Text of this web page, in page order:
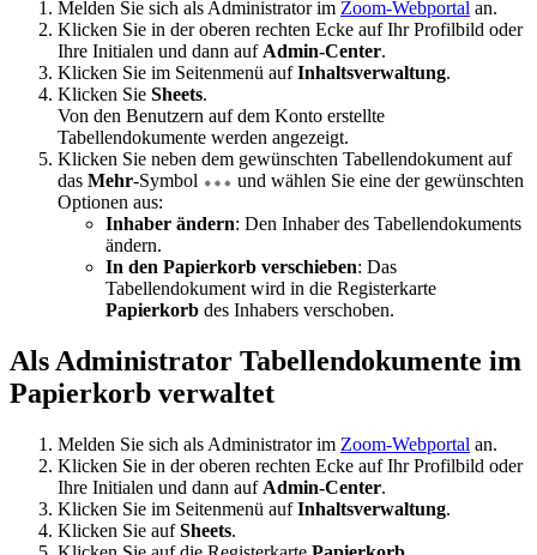
Melden Sie sich als Administrator im Zoom-Webportal an.
Klicken Sie in der oberen rechten Ecke auf Ihr Profilbild oder
Ihre Initialen und dann auf Admin-Center.
Klicken Sie im Seitenmenü aufInhaltsverwaltung.
Klicken Sie Sheets.
Von den Benutzern auf dem Konto erstellte
Tabellendokumente werden angezeigt.
Klicken Sie neben dem gewünschten Tabellendokument auf
das Mehr-Symbol
und wählen Sie eine der gewünschten
Optionen aus:
Inhaber ändern: Den Inhaber des Tabellendokuments
ändern.
In den Papierkorb verschieben: Das
Tabellendokument wird in die Registerkarte
Papierkorb des Inhabers verschoben.
Als Administrator Tabellendokumente im
Papierkorb verwaltet
Melden Sie sich als Administrator im Zoom-Webportal an.
Klicken Sie in der oberen rechten Ecke auf Ihr Profilbild oder
Ihre Initialen und dann auf Admin-Center.
Klicken Sie im Seitenmenü aufInhaltsverwaltung.
Klicken Sie aufSheets.